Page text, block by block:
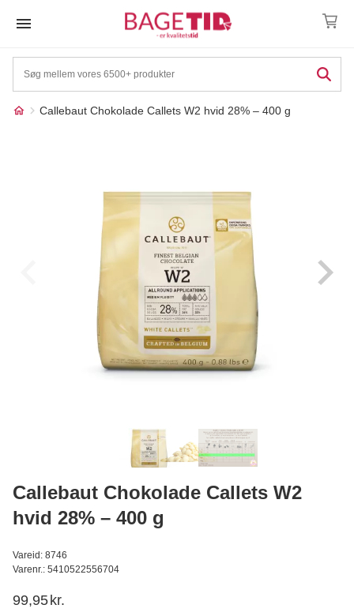
Callebaut Chokolade Callets W2 hvid 28% – 400 g
interesse?
Condi bøtte 3.000ml UDEN låg
Læg i kurv
Callebaut Chokolade Callets W2
hvid 28% – 400 g
Vareid: 8746
Varenr.: 5410522556704
99,95 kr.